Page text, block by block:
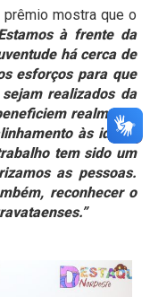
mostra que o
à frente da
há cerca de
esforços para que
realizados da
realmente
às ideias
tem sido um
as pessoas.
reconhecer o